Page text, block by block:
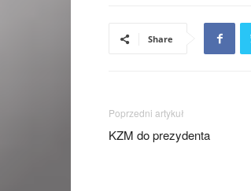
Share
Poprzedni artykuł
KZM do prezydenta